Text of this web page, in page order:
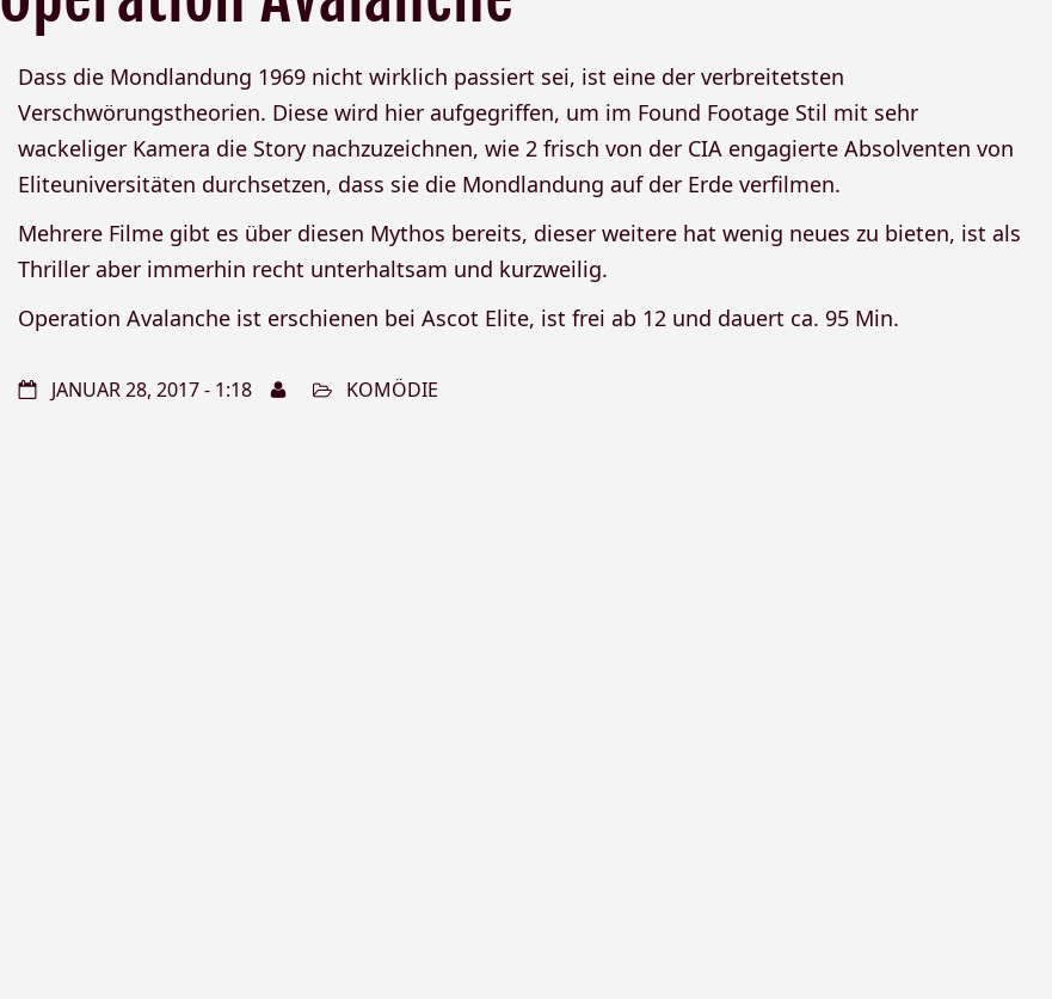
Dass die Mondlandung 1969 nicht wirklich passiert sei, ist eine der verbreitetsten
Verschwörungstheorien. Diese wird hier aufgegriffen, um im Found Footage Stil mit sehr
wackeliger Kamera die Story nachzuzeichnen, wie 2 frisch von der CIA engagierte Absolventen von
Eliteuniversitäten durchsetzen, dass sie die Mondlandung auf der Erde verfilmen.
Mehrere Filme gibt es über diesen Mythos bereits, dieser weitere hat wenig neues zu bieten, ist als
Thriller aber immerhin recht unterhaltsam und kurzweilig.
Operation Avalanche ist erschienen bei Ascot Elite, ist frei ab 12 und dauert ca. 95 Min.
JANUAR 28, 2017 - 1:18 KOMÖDIE